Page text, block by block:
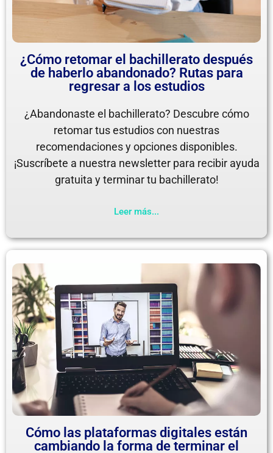
¿Cómo retomar el bachillerato después
de haberlo abandonado? Rutas para
regresar a los estudios
¿Abandonaste el bachillerato? Descubre cómo
retomar tus estudios con nuestras
recomendaciones y opciones disponibles.
¡Suscríbete a nuestra newsletter para recibir ayuda
gratuita y terminar tu bachillerato!
Leer más...
Cómo las plataformas digitales están
cambiando la forma de terminar el